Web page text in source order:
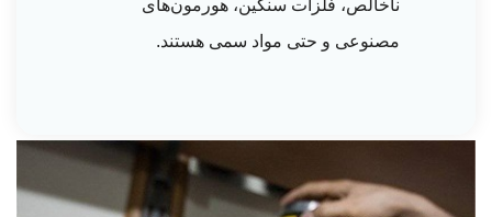
ناخالص، فلزات سنگین، هورمون‌های
مصنوعی و حتی مواد سمی هستند.